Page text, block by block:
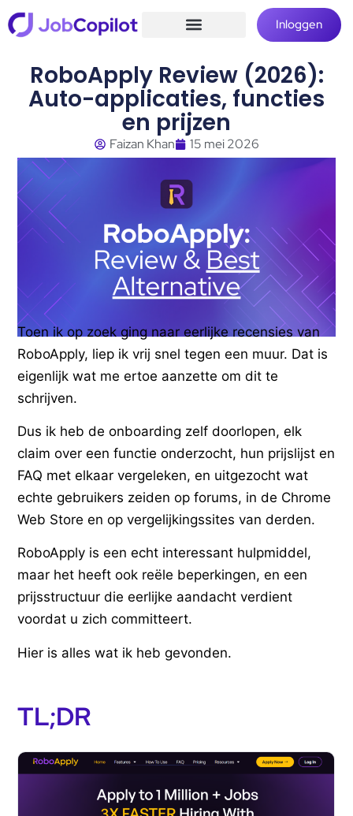
Inloggen
RoboApply Review (2026):
Auto-applicaties, functies
en prijzen
Faizan Khan 15 mei 2026
Toen ik op zoek ging naar eerlijke recensies van
RoboApply, liep ik vrij snel tegen een muur. Dat is
eigenlijk wat me ertoe aanzette om dit te
schrijven.
Dus ik heb de onboarding zelf doorlopen, elk
claim over een functie onderzocht, hun prijslijst en
FAQ met elkaar vergeleken, en uitgezocht wat
echte gebruikers zeiden op forums, in de Chrome
Web Store en op vergelijkingssites van derden.
RoboApply is een echt interessant hulpmiddel,
maar het heeft ook reële beperkingen, en een
prijsstructuur die eerlijke aandacht verdient
voordat u zich committeert.
Hier is alles wat ik heb gevonden.
TL;DR